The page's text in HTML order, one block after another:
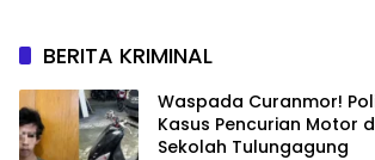
BERITA KRIMINAL
Waspada Curanmor!
Kasus Pencurian Motor
Sekolah Tulungagung